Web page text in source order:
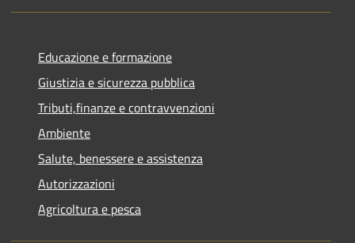
Educazione e formazione
Giustizia e sicurezza pubblica
Tributi,finanze e contravvenzioni
Ambiente
Salute, benessere e assistenza
Autorizzazioni
Agricoltura e pesca